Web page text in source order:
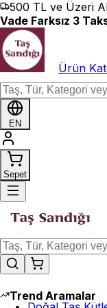
İçeriğe geç
500 TL ve Üzeri
Vade Farksız 3
Ürün
EN
Sepet
Trend Aramalar